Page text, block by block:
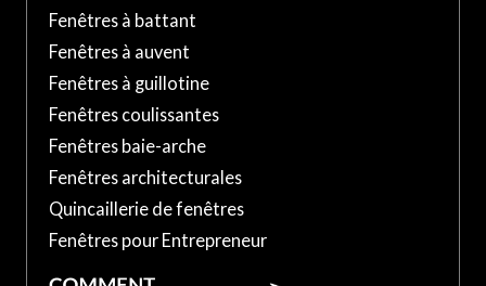
Fenêtres à battant
Fenêtres à auvent
Fenêtres à guillotine
Fenêtres coulissantes
Fenêtres baie-arche
Fenêtres architecturales
Quincaillerie de fenêtres
Fenêtres pour Entrepreneur